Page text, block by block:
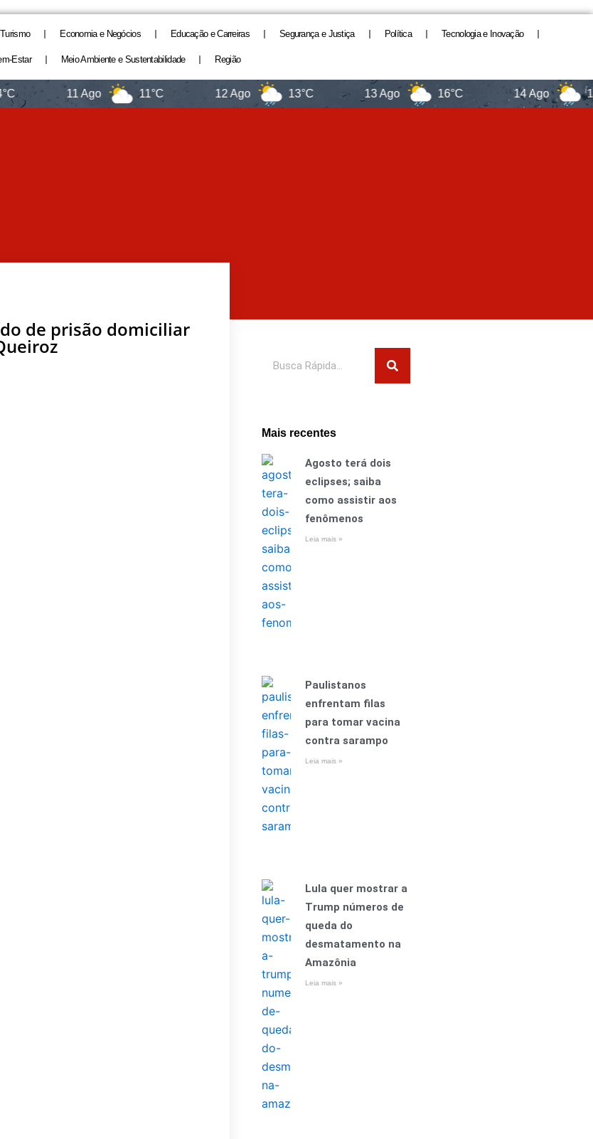
Economia e Negócios Educação e Carreiras Segurança e Justiça Política Tecnologia e Inovação
Estar Meio Ambiente e Sustentabilidade Região
11 Ago 11°C 12 Ago 13°C 13 Ago 16°C 14 Ago 13°C
de prisão domiciliar
Mais recentes
Agosto terá dois
eclipses; saiba
como assistir aos
fenômenos
Leia mais »
Paulistanos
enfrentam filas
para tomar vacina
contra sarampo
Leia mais »
Lula quer mostrar a
Trump números de
queda do
desmatamento na
Amazônia
Leia mais »